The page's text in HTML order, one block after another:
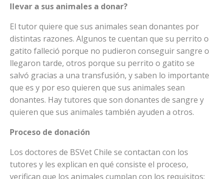
llevar a sus animales a donar?
El tutor quiere que sus animales sean donantes por
distintas razones. Algunos te cuentan que su perrito o
gatito falleció porque no pudieron conseguir sangre o
llegaron tarde, otros porque su perrito o gatito se
salvó gracias a una transfusión, y saben lo importante
que es y por eso quieren que sus animales sean
donantes. Hay tutores que son donantes de sangre y
quieren que sus animales también ayuden a otros.
Proceso de donación
Los doctores de BSVet Chile se contactan con los
tutores y les explican en qué consiste el proceso,
verifican que los animales cumplan con los requisitos: